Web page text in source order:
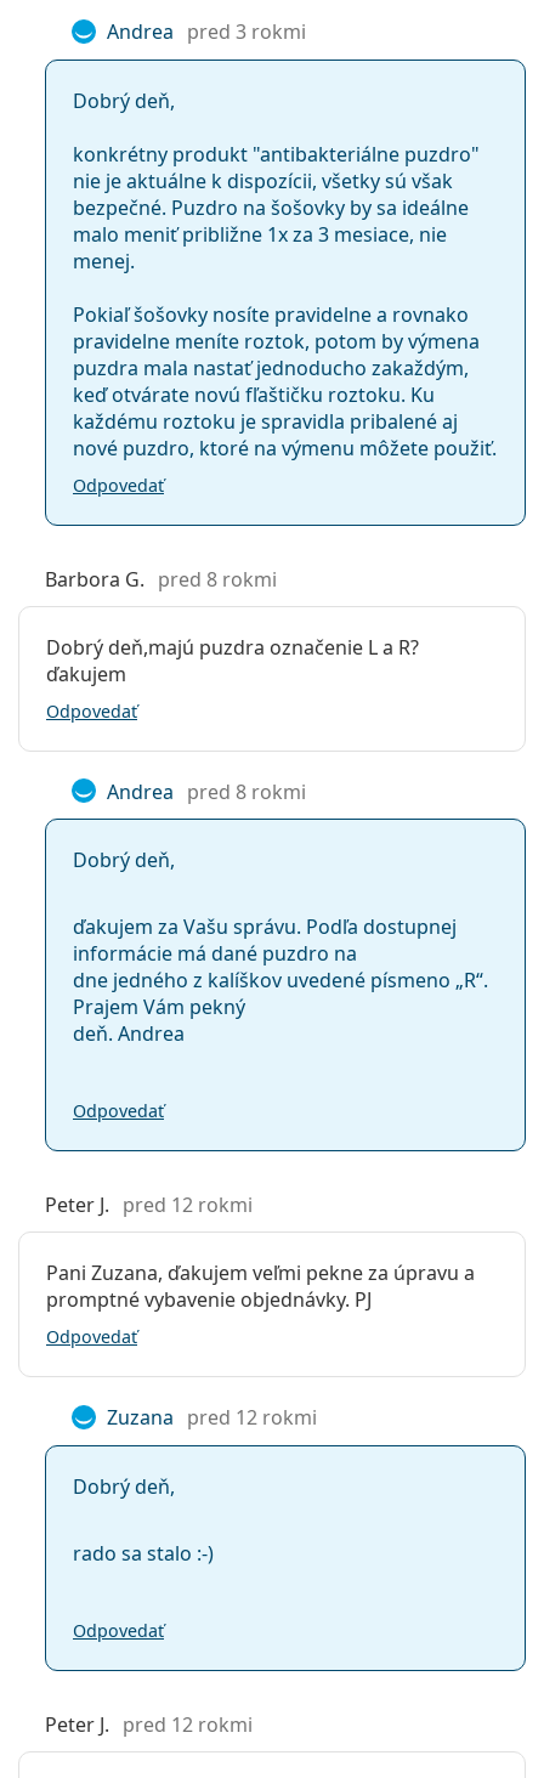
Andrea pred 3 rokmi
Dobrý deň,
konkrétny produkt "antibakteriálne puzdro"
nie je aktuálne k dispozícii, všetky sú však
bezpečné. Puzdro na šošovky by sa ideálne
malo meniť približne 1x za 3 mesiace, nie
menej.
Pokiaľ šošovky nosíte pravidelne a rovnako
pravidelne meníte roztok, potom by výmena
puzdra mala nastať jednoducho zakaždým,
keď otvárate novú fľaštičku roztoku. Ku
každému roztoku je spravidla pribalené aj
nové puzdro, ktoré na výmenu môžete použiť.
Odpovedať
Barbora G. pred 8 rokmi
Dobrý deň,majú puzdra označenie L a R?
ďakujem
Odpovedať
Andrea pred 8 rokmi
Dobrý deň,
ďakujem za Vašu správu. Podľa dostupnej
informácie má dané puzdro na
dne jedného z kalíškov uvedené písmeno „R“.
Prajem Vám pekný
deň. Andrea
Odpovedať
Peter J. pred 12 rokmi
Pani Zuzana, ďakujem veľmi pekne za úpravu a
promptné vybavenie objednávky. PJ
Odpovedať
Zuzana pred 12 rokmi
Dobrý deň,
rado sa stalo :-)
Odpovedať
Peter J. pred 12 rokmi